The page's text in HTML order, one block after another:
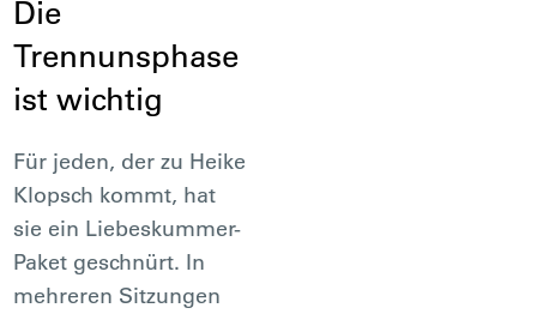
Die
Trennunsphase
ist wichtig
Für jeden, der zu Heike
Klopsch kommt, hat
sie ein Liebeskummer-
Paket geschnürt. In
mehreren Sitzungen